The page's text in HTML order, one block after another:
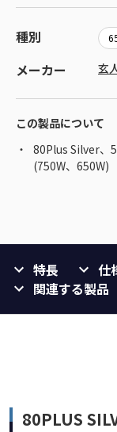
種別
メーカー 玄
この製品について
80Plus Silver、
(750W、650W)
特長 仕
関連する製品
80PLUS